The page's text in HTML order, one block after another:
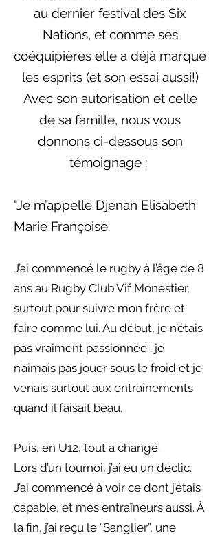
au dernier festival des Six
Nations, et comme ses
coéquipières elle a déjà marqué
les esprits (et son essai aussi!)
Avec son autorisation et celle
de sa famille, nous vous
donnons ci-dessous son
témoignage : ​
"Je m’appelle Djenan Elisabeth
Marie Françoise.
J’ai commencé le rugby à l’âge de 8
ans au Rugby Club Vif Monestier,
surtout pour suivre mon frère et
faire comme lui. Au début, je n’étais
pas vraiment passionnée : je
n’aimais pas jouer sous le froid et je
venais surtout aux entraînements
quand il faisait beau.
Puis, en U12, tout a changé.
Lors d’un tournoi, j’ai eu un déclic.
J’ai commencé à voir ce dont j’étais
capable, et mes entraîneurs aussi. À
la fin, j’ai reçu le “Sanglier”, une